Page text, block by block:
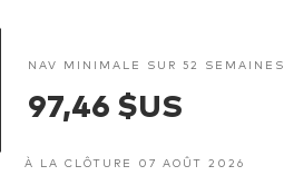
NAV MINIMALE SUR 52 SEMAINES
97,46 $US
À LA CLÔTURE 07 AOÛT 2026